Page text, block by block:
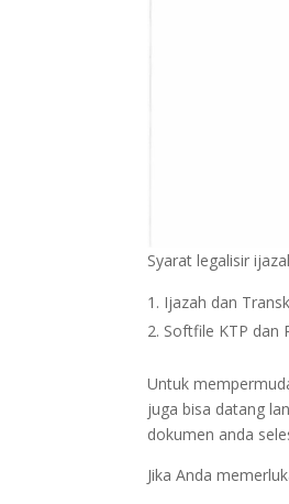
Syarat legalisir
Ijazah dan
Softfile KTP dan
Untuk
juga bisa datang
dokumen anda
Jika Anda